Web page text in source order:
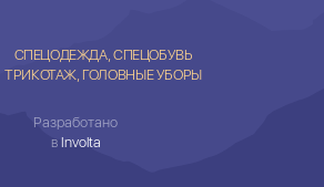
СПЕЦОДЕЖДА, СПЕЦОБУВЬ
ТРИКОТАЖ, ГОЛОВНЫЕ УБОРЫ
Разработано
в Involta